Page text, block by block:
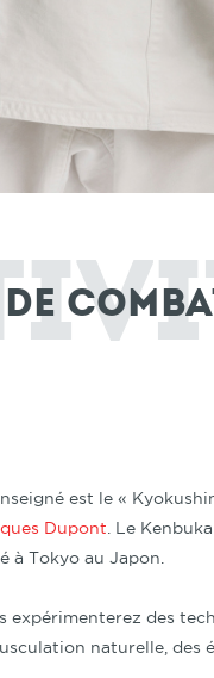
est le «
Dupont . Le
à Tokyo au Japon.
expérimenterez des
naturelle, des